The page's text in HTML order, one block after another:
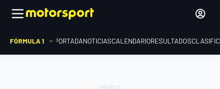
FÓRMULA 1 PORTADANOTICIASCALENDARIORESULTADOS